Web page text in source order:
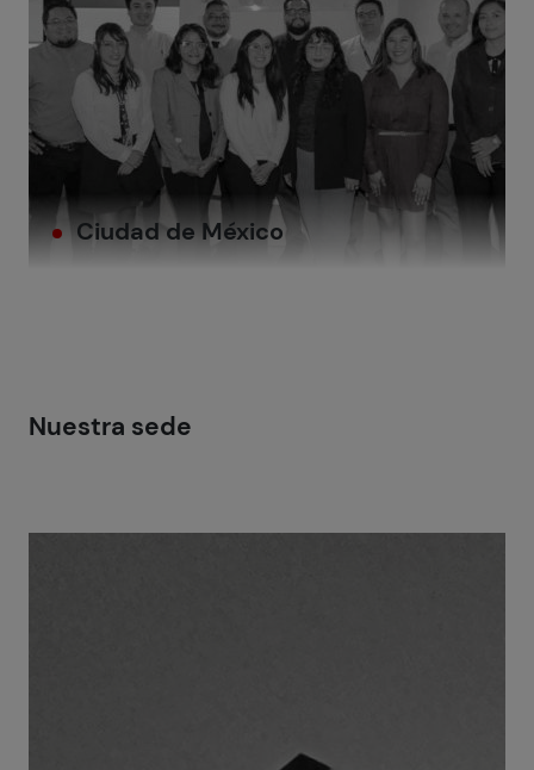
Ciudad de México
Nuestra sede